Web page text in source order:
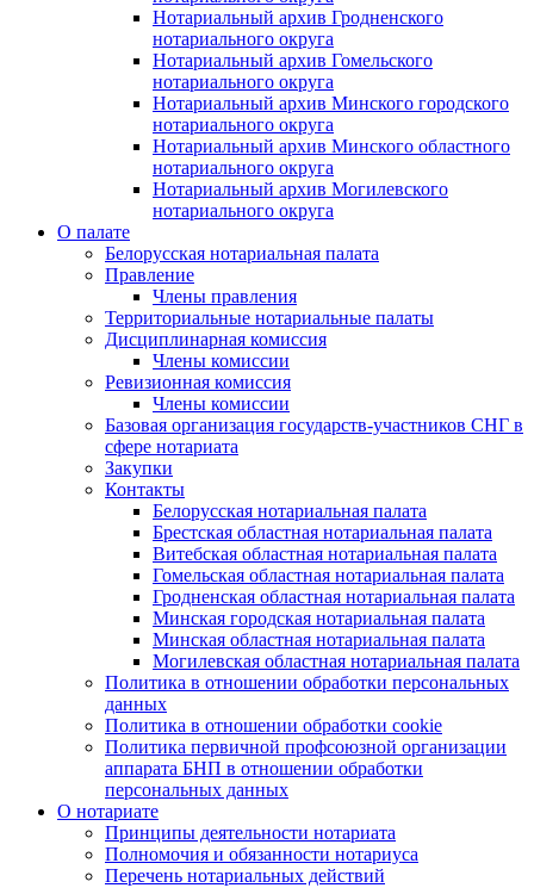
Нотариальный архив Гродненского
нотариального округа
Нотариальный архив Гомельского
нотариального округа
Нотариальный архив Минского городского
нотариального округа
Нотариальный архив Минского областного
нотариального округа
Нотариальный архив Могилевского
нотариального округа
О палате
Белорусская нотариальная палата
Правление
Члены правления
Территориальные нотариальные палаты
Дисциплинарная комиссия
Члены комиссии
Ревизионная комиссия
Члены комиссии
Базовая организация государств-участников СНГ в
сфере нотариата
Закупки
Контакты
Белорусская нотариальная палата
Брестская областная нотариальная палата
Витебская областная нотариальная палата
Гомельская областная нотариальная палата
Гродненская областная нотариальная палата
Минская городская нотариальная палата
Минская областная нотариальная палата
Могилевская областная нотариальная палата
Политика в отношении обработки персональных
данных
Политика в отношении обработки cookie
Политика первичной профсоюзной организации
аппарата БНП в отношении обработки
персональных данных
О нотариате
Принципы деятельности нотариата
Полномочия и обязанности нотариуса
Перечень нотариальных действий